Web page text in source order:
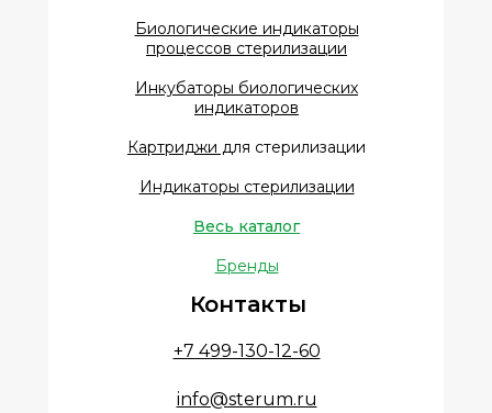
+7 499-130-12-60
info@sterum.ru
Контакты
Биологические индикаторы
процессов стерилизации
Инкубаторы биологических
индикаторов
Картриджи для стерилизации
Индикаторы стерилизации
Весь каталог
Бренды